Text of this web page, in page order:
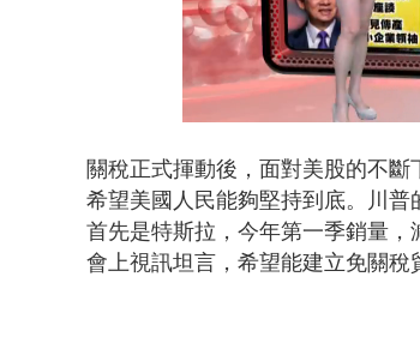
Loaded
24.86%
關稅正式揮動後，面對美股的不
希望美國人民能夠堅持到底。川普
首先是特斯拉，今年第一季銷量
會上視訊坦言，希望能建立免關稅